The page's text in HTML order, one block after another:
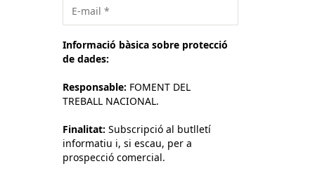
Informació bàsica sobre protecció
de dades:
Responsable: FOMENT DEL
TREBALL NACIONAL.
Finalitat: Subscripció al butlletí
informatiu i, si escau, per a
prospecció comercial.